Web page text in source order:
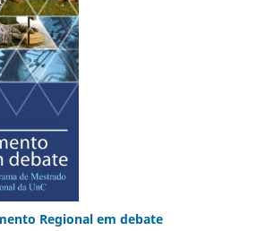
Regional em debate